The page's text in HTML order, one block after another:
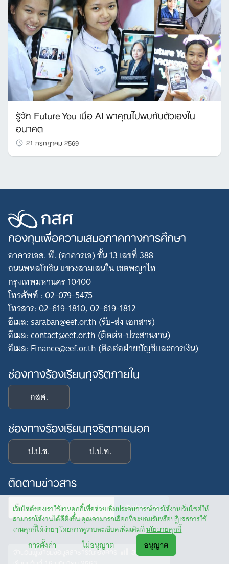
เว็บไซต์ของเราใช้งานคุกกี้เพื่อช่วยเพิ่มประสบการณ์การใช้งานเว็บไซต์ให้
สามารถใช้งานได้ดียิ่งขึ้น คุณสามารถเลือกที่จะยอมรับหรือปฏิเสธการใช้
งานคุกกี้ได้ง่ายๆ โดยการดูรายละเอียดเพิ่มเติมที่นโยบายคุกกี้
การตั้งค่า ไม่อนุญาต อนุญาต
รู้จัก Future You เมื่อ AI พาคุณไปพบกับตัวเองใน
อนาคต
21 กรกฎาคม 2569
กองทุนเพื่อความเสมอภาคทางการศึกษา
อาคารเอส. พี. (อาคารเอ) ชั้น 13 เลขที่ 388
ถนนพหลโยธิน แขวงสามเสนใน เขตพญาไท
กรุงเทพมหานคร 10400
โทรศัพท์ : 02-079-5475
โทรสาร: 02-619-1810, 02-619-1812
อีเมล: saraban@eef.or.th (รับ-ส่ง เอกสาร)
อีเมล: contact@eef.or.th (ติดต่อ-ประสานงาน)
อีเมล: Finance@eef.or.th (ติดต่อฝ่ายบัญชีและการเงิน)
ช่องทางร้องเรียนทุจริตภายใน
กสศ.
ช่องทางร้องเรียนทุจริตภายนอก
ป.ป.ช. ป.ป.ท.
ติดตามข่าวสาร
จำนวนผู้เข้าชมข้อมูลสาธารณะองค์กร 32,746 คน